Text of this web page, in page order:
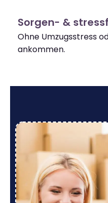
Sorgen- &
Ohne Umzugsstress
ankommen.